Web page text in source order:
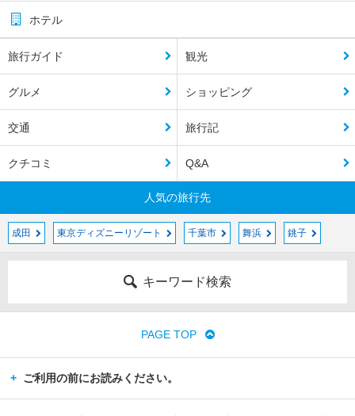
ホテル
旅行ガイド 観光
グルメ ショッピング
交通 旅行記
クチコミ Q&A
人気の旅行先
成田 東京ディズニーリゾート 千葉市 舞浜 銚子
キーワード検索
PAGE TOP
ご利用の前にお読みください。